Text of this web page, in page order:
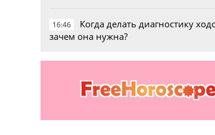
16:46
Когда делать диагностику
зачем она нужна?